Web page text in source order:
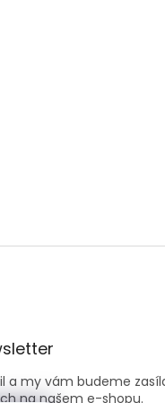
a my vám budeme
na našem e-shopu.